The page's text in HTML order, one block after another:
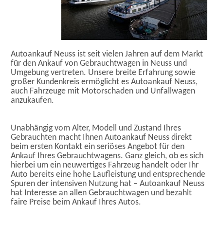
Autoankauf Neuss ist seit vielen Jahren auf dem Markt
für den Ankauf von Gebrauchtwagen in Neuss und
Umgebung vertreten. Unsere breite Erfahrung sowie
großer Kundenkreis ermöglicht es Autoankauf Neuss,
auch Fahrzeuge mit Motorschaden und Unfallwagen
anzukaufen.
Unabhängig vom Alter, Modell und Zustand Ihres
Gebrauchten macht Ihnen Autoankauf Neuss direkt
beim ersten Kontakt ein seriöses Angebot für den
Ankauf Ihres Gebrauchtwagens. Ganz gleich, ob es sich
hierbei um ein neuwertiges Fahrzeug handelt oder Ihr
Auto bereits eine hohe Laufleistung und entsprechende
Spuren der intensiven Nutzung hat – Autoankauf Neuss
hat Interesse an allen Gebrauchtwagen und bezahlt
faire Preise beim Ankauf Ihres Autos.